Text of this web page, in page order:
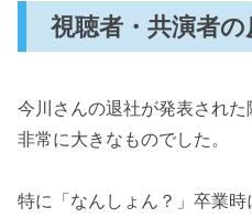
視聴者・共演者の
今川さんの退社が発表され
非常に大きなものでした。
特に「なんしょん？」卒業